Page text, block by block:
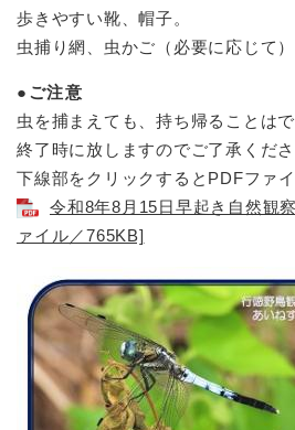
歩きやすい靴、帽子。
虫捕り網、虫かご（必要に応じて）
●ご注意
虫を捕まえても、持ち帰ることは
終了時に放しますのでご了承くださ
下線部をクリックするとPDFファイ
令和8年8月15日早起き自然観
ァイル／765KB]